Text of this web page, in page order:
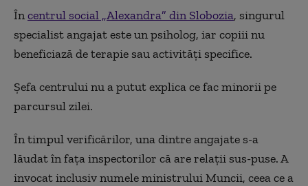
Încentrul social „Alexandra” din Slobozia, singurul
specialist angajat este un psiholog, iar copiii nu
beneficiază de terapie sau activități specifice.
Șefa centrului nu a putut explica ce fac minorii pe
parcursul zilei.
În timpul verificărilor, una dintre angajate s-a
lăudat în fața inspectorilor că are relații sus-puse. A
invocat inclusiv numele ministrului Muncii, ceea ce a